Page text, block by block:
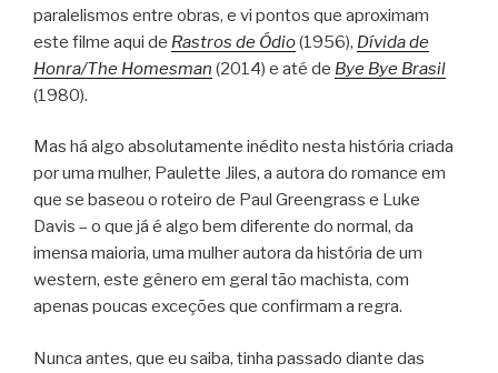
paralelismos entre obras, e vi pontos que aproximam
este filme aqui de Rastros de Ódio(1956), Dívida de
Honra/The Homesman (2014) e até de Bye Bye Brasil
(1980).
Mas há algo absolutamente inédito nesta história criada
por uma mulher, Paulette Jiles, a autora do romance em
que se baseou o roteiro de Paul Greengrass e Luke
Davis – o que já é algo bem diferente do normal, da
imensa maioria, uma mulher autora da história de um
western, este gênero em geral tão machista, com
apenas poucas exceções que confirmam a regra.
Nunca antes, que eu saiba, tinha passado diante das